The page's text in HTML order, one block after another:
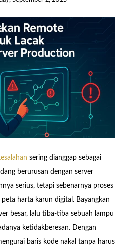
sering dianggap sebagai
berurusan dengan server
serius, tetapi sebenarnya proses
harta karun digital. Bayangkan
besar, lalu tiba-tiba sebuah lampu
ketidakberesan. Dengan
baris kode nakal tanpa harus